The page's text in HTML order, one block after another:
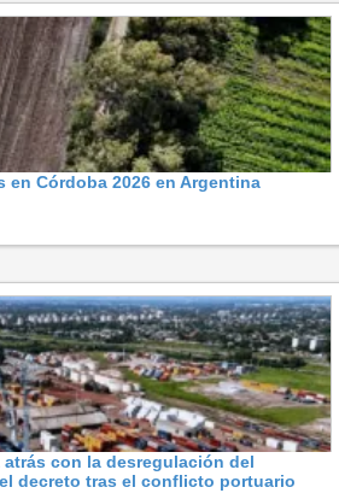
en Córdoba 2026 en Argentina
con la desregulación del
decreto tras el conflicto portuario